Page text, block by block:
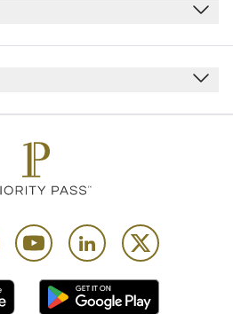
든 카드 소지자 및 동반자가 당일
제시해야 합니다.
간 전부터 이용할 수 있습니다.